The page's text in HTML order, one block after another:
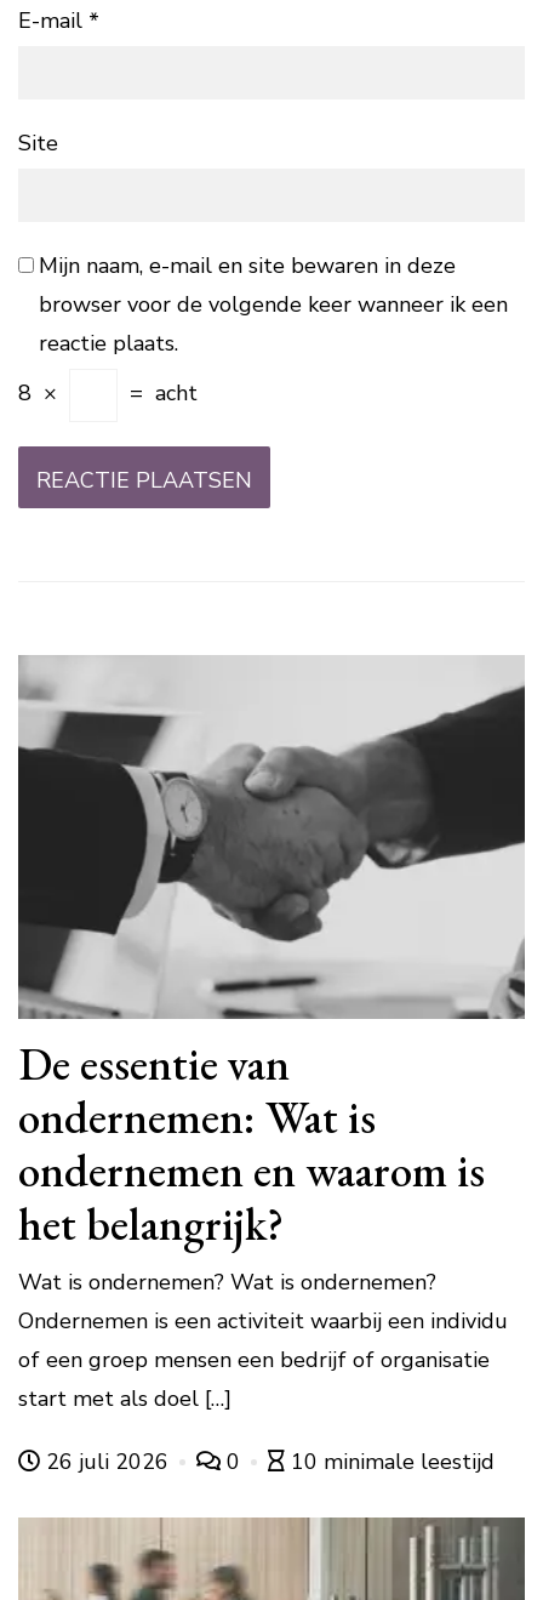
E-mail *
Site
Mijn naam, e-mail en site bewaren in deze
browser voor de volgende keer wanneer ik een
reactie plaats.
8 × = acht
De essentie van
ondernemen: Wat is
ondernemen en waarom is
het belangrijk?
Wat is ondernemen? Wat is ondernemen?
Ondernemen is een activiteit waarbij een individu
of een groep mensen een bedrijf of organisatie
start met als doel […]
26 juli 2026 0 10 minimale leestijd